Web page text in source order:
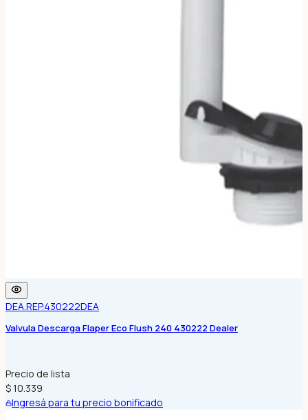
DEA.REP.430222DEA
Valvula Descarga Flaper Eco Flush 240 430222 Dealer
Precio de lista
$ 10.339
Ingresá para tu precio bonificado